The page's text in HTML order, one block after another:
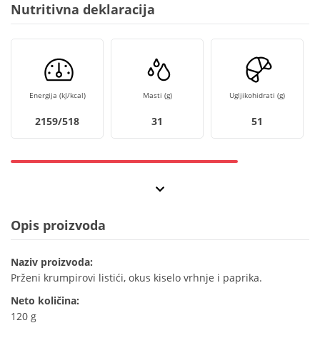
Nutritivna deklaracija
Energija (kJ/kcal)
2159/518
Masti (g)
31
Ugljikohidrati (g)
51
Opis proizvoda
Naziv proizvoda:
Prženi krumpirovi listići, okus kiselo vrhnje i paprika.
Neto količina:
120 g